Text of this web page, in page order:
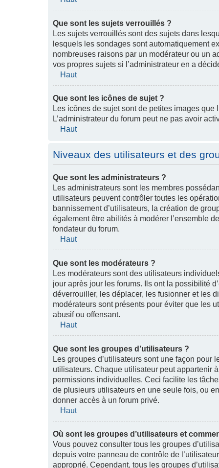
Que sont les sujets verrouillés ?
Les sujets verrouillés sont des sujets dans
lesquels les sondages sont automatiquement
nombreuses raisons par un modérateur ou un
vos propres sujets si l’administrateur en a
Haut
Que sont les icônes de sujet ?
Les icônes de sujet sont de petites images que
L’administrateur du forum peut ne pas avoir
Haut
Niveaux des utilisateurs et des
Que sont les administrateurs ?
Les administrateurs sont les membres
utilisateurs peuvent contrôler toutes les
bannissement d’utilisateurs, la création de
également être abilités à modérer l’ensemble
fondateur du forum.
Haut
Que sont les modérateurs ?
Les modérateurs sont des utilisateurs
jour après jour les forums. Ils ont la possibilité
déverrouiller, les déplacer, les fusionner et les
modérateurs sont présents pour éviter que les
abusif ou offensant.
Haut
Que sont les groupes d’utilisateurs ?
Les groupes d’utilisateurs sont une façon
utilisateurs. Chaque utilisateur peut appartenir
permissions individuelles. Ceci facilite les
de plusieurs utilisateurs en une seule fois, ou
donner accès à un forum privé.
Haut
Où sont les groupes d’utilisateurs et
Vous pouvez consulter tous les groupes
depuis votre panneau de contrôle de
approprié. Cependant, tous les groupes